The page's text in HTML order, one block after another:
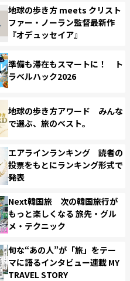
地球の歩き方 meets クリスト
ファー・ノーラン監督最新作
『オデュッセイア』
準備も滞在もスマートに！ ト
ラベルハック2026
地球の歩き方アワード みんな
で選ぶ、旅のベスト。
エアラインランキング 読者の
投票をもとにランキング形式で
発表
Next韓国旅 次の韓国旅行が
もっと楽しくなる 旅先・グル
メ・テクニック
旬な“あの人”が「旅」をテー
マに語るインタビュー連載 MY
TRAVEL STORY